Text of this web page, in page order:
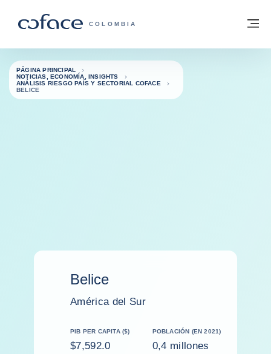
COFACE - FOR TRADE
COLOMBIA
Volver a la página principal
PÁGINA PRINCIPAL
NOTICIAS, ECONOMÍA, INSIGHTS
ANÁLISIS RIESGO PAÍS Y SECTORIAL COFACE
BELICE
Belice
América del Sur
PIB PER CAPITA ($)
$7,592.0
POBLACIÓN (EN 2021)
0,4 millones